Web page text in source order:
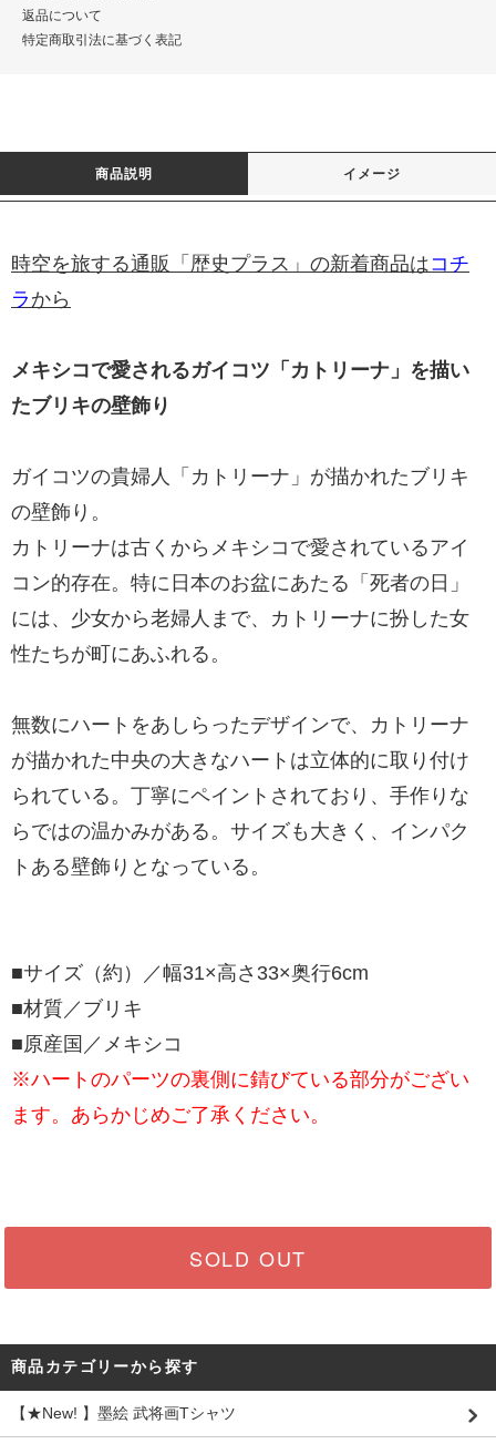
返品について
特定商取引法に基づく表記
商品説明 イメージ
時空を旅する通販「歴史プラス」の新着商品はコチ
ラ から
メキシコで愛されるガイコツ「カトリーナ」を描い
たブリキの壁飾り
ガイコツの貴婦人「カトリーナ」が描かれたブリキ
の壁飾り。
カトリーナは古くからメキシコで愛されているアイ
コン的存在。特に日本のお盆にあたる「死者の日」
には、少女から老婦人まで、カトリーナに扮した女
性たちが町にあふれる。
無数にハートをあしらったデザインで、カトリーナ
が描かれた中央の大きなハートは立体的に取り付け
られている。丁寧にペイントされており、手作りな
らではの温かみがある。サイズも大きく、インパク
トある壁飾りとなっている。
■サイズ（約）／幅31×高さ33×奥行6cm
■材質／ブリキ
■原産国／メキシコ
※ハートのパーツの裏側に錆びている部分がござい
ます。あらかじめご了承ください。
SOLD OUT
商品カテゴリーから探す
【★New! 】墨絵 武将画Tシャツ